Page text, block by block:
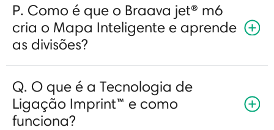
P. Como é que o Braava jet® m6
cria o Mapa Inteligente e aprende
as divisões?
Q. O que é a Tecnologia de
Ligação Imprint™ e como
funciona?